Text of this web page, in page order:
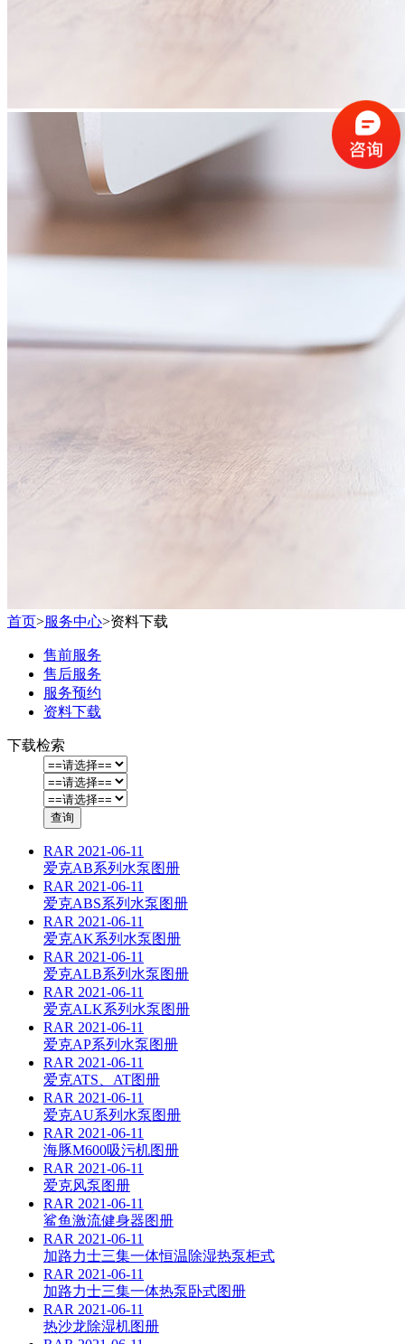
首页>服务中心>资料下载
售前服务
售后服务
服务预约
资料下载
下载检索
RAR 2021-06-11
爱克AB系列水泵图册
RAR 2021-06-11
爱克ABS系列水泵图册
RAR 2021-06-11
爱克AK系列水泵图册
RAR 2021-06-11
爱克ALB系列水泵图册
RAR 2021-06-11
爱克ALK系列水泵图册
RAR 2021-06-11
爱克AP系列水泵图册
RAR 2021-06-11
爱克ATS、AT图册
RAR 2021-06-11
爱克AU系列水泵图册
RAR 2021-06-11
海豚M600吸污机图册
RAR 2021-06-11
爱克风泵图册
RAR 2021-06-11
鲨鱼激流健身器图册
RAR 2021-06-11
加路力士三集一体恒温除湿热泵柜式
RAR 2021-06-11
加路力士三集一体热泵卧式图册
RAR 2021-06-11
热沙龙除湿机图册